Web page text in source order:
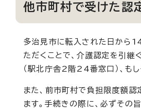
他市町村で受けた認
多治見市に転入された日から
ただくことで、介護認定を引継
（駅北庁舎2階24番窓口）、も
また、前市町村で負担限度額
ます。手続きの際に、必ずその